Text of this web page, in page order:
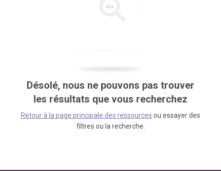
Désolé, nous ne pouvons pas trouver
les résultats que vous recherchez
Retour à la page principale des ressources ou essayer des
filtres ou la recherche.